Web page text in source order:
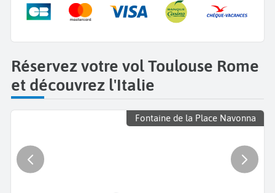
Réservez votre vol Toulouse Rome
et découvrez l'Italie
Fontaine de la Place Navonna